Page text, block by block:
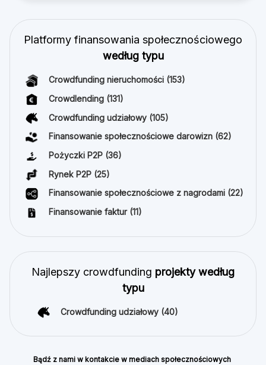
Platformy finansowania społecznościowego
według typu
Crowdfunding nieruchomości (153)
Crowdlending (131)
Crowdfunding udziałowy (105)
Finansowanie społecznościowe darowizn (62)
Pożyczki P2P (36)
Rynek P2P (25)
Finansowanie społecznościowe z nagrodami (22)
Finansowanie faktur (11)
Najlepszy crowdfunding projekty według
typu
Crowdfunding udziałowy (40)
Bądź z nami w kontakcie w mediach społecznościowych